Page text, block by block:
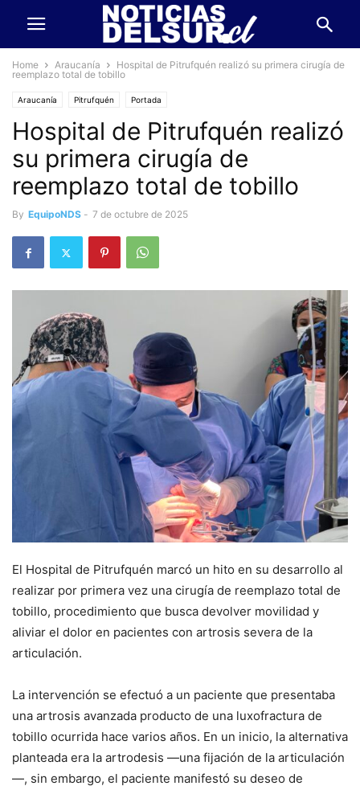
Home Araucanía
Hospital de Pitrufquén realizó su primera cirugía de
reemplazo total de tobillo
Araucanía Pitrufquén Portada
Hospital de Pitrufquén realizó
su primera cirugía de
reemplazo total de tobillo
By EquipoNDS - 7 de octubre de 2025
El Hospital de Pitrufquén marcó un hito en su desarrollo al
realizar por primera vez una cirugía de reemplazo total de
tobillo, procedimiento que busca devolver movilidad y
aliviar el dolor en pacientes con artrosis severa de la
articulación.
La intervención se efectuó a un paciente que presentaba
una artrosis avanzada producto de una luxofractura de
tobillo ocurrida hace varios años. En un inicio, la alternativa
planteada era la artrodesis —una fijación de la articulación
—, sin embargo, el paciente manifestó su deseo de